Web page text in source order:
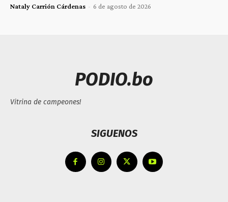
Nataly Carrión Cárdenas - 6 de agosto de 2026
PODIO.bo
Vitrina de campeones!
SIGUENOS